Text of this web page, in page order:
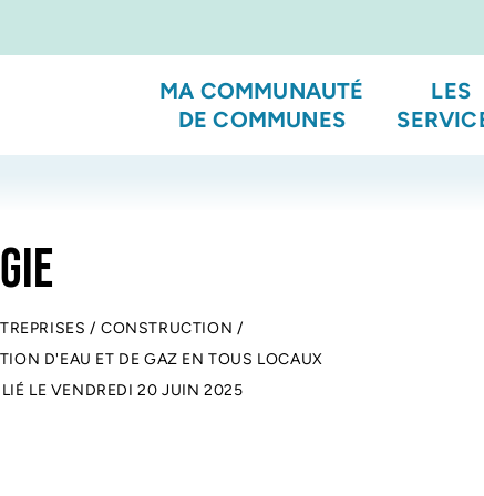
MA COMMUNAUTÉ
DE COMMUNES
LES
/ CONSTRUCTION /
D'EAU ET DE GAZ EN TOUS LOCAUX
LE VENDREDI 20 JUIN 2025